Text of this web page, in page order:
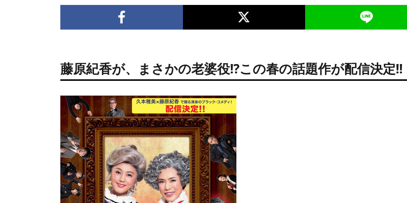
藤原紀香が、まさかの老婆役!?この春の話題作が配信決定!!